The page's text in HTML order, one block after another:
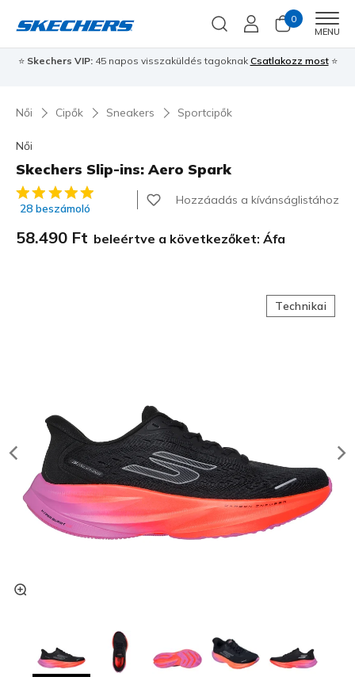
0
MENU
⭐ Skechers VIP:45 napos visszaküldés tagoknak Csatlakozz most⭐
Női Cipők Sneakers Sportcipők
Női
Skechers Slip-ins: Aero Spark
5 az 5-ből ügyfélértékelés
28 beszámoló
Hozzáadás a kívánságlistához
58.490 Ft beleértve a következőket: Áfa
Technikai